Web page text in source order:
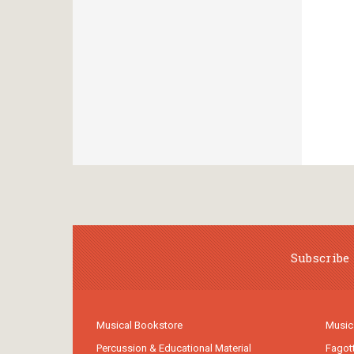
Musical Bookstore
Percussion & Educational Material